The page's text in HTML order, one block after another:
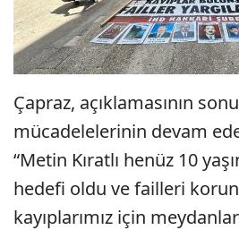
Çapraz, açıklamasının
mücadelelerinin devam
“Metin Kıratlı henüz 10
hedefi oldu ve failleri
kayıplarımız için